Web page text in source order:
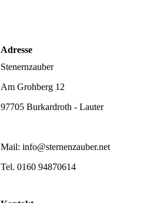
Adresse
Stenernzauber
Am Grohberg 12
97705 Burkardroth - Lauter
Mail: info@sternenzauber.net
Tel. 0160 94870614